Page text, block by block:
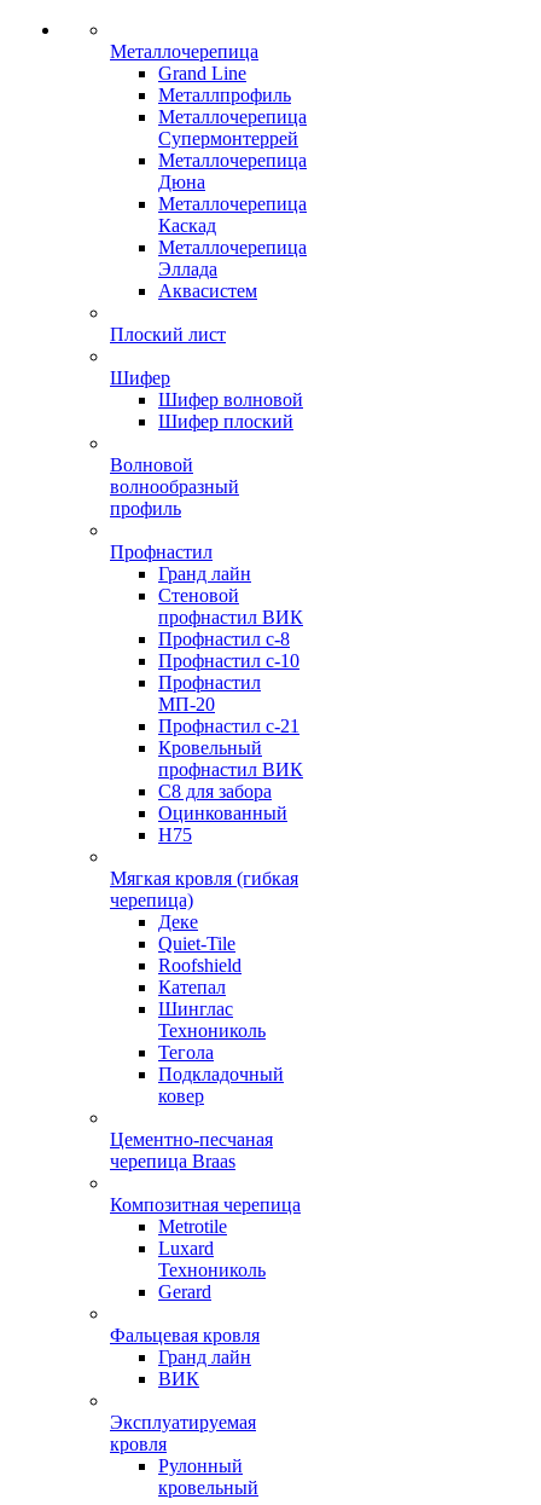
Металлочерепица
Grand Line
Металлпрофиль
Металлочерепица
Супермонтеррей
Металлочерепица
Дюна
Металлочерепица
Каскад
Металлочерепица
Эллада
Аквасистем
Плоский лист
Шифер
Шифер волновой
Шифер плоский
Волновой
волнообразный
профиль
Профнастил
Гранд лайн
Стеновой
профнастил ВИК
Профнастил с-8
Профнастил с-10
Профнастил
МП-20
Профнастил с-21
Кровельный
профнастил ВИК
С8 для забора
Оцинкованный
Н75
Мягкая кровля (гибкая
черепица)
Деке
Quiet-Tile
Roofshield
Катепал
Шинглас
Технониколь
Тегола
Подкладочный
ковер
Цементно-песчаная
черепица Braas
Композитная черепица
Metrotile
Luxard
Технониколь
Gerard
Фальцевая кровля
Гранд лайн
ВИК
Эксплуатируемая
кровля
Рулонный
кровельный